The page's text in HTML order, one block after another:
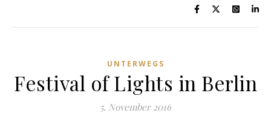
UNTERWEGS
Festival of Lights in Berlin
5. November 2016